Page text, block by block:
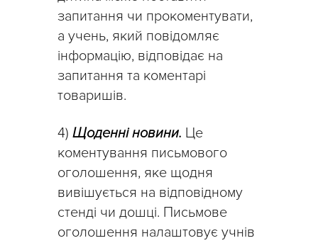
запитання чи прокоментувати,
а учень, який повідомляє
інформацію, відповідає на
запитання та коментарі
товаришів.
4) Щоденні новини. Це
коментування письмового
оголошення, яке щодня
вивішується на відповідному
стенді чи дошці. Письмове
оголошення налаштовує учнів